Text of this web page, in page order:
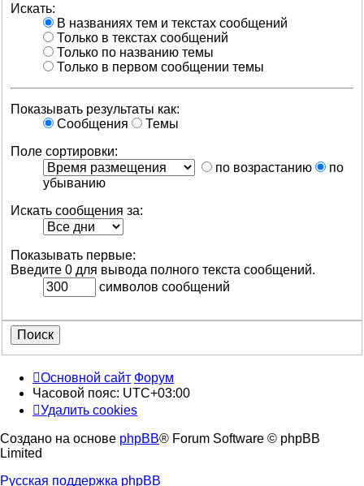
Искать:
В названиях тем и текстах сообщений
Только в текстах сообщений
Только по названию темы
Только в первом сообщении темы
Показывать результаты как:
Сообщения
Темы
Поле сортировки:
по возрастанию
по
убыванию
Искать сообщения за:
Показывать первые:
Введите 0 для вывода полного текста сообщений.
символов сообщений
Основной сайт Форум
Часовой пояс: UTC+03:00
Удалить cookies
Создано на основе phpBB® Forum Software © phpBB
Limited
Русская поддержка phpBB